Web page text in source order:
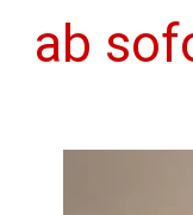
ab